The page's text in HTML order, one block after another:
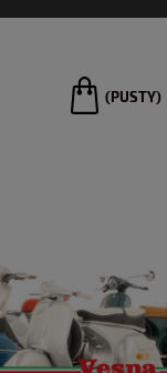
(PUSTY)